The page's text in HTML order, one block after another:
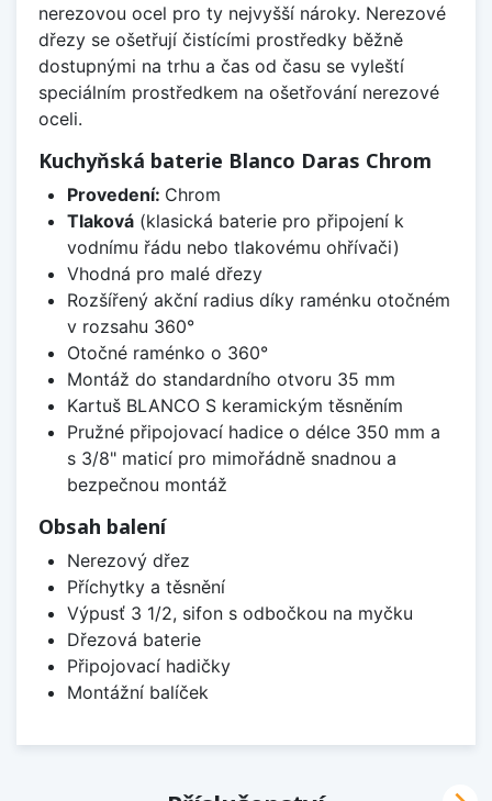
nerezovou ocel pro ty nejvyšší nároky. Nerezové
dřezy se ošetřují čistícími prostředky běžně
dostupnými na trhu a čas od času se vyleští
speciálním prostředkem na ošetřování nerezové
oceli.
Kuchyňská baterie Blanco Daras Chrom
Provedení: Chrom
Tlaková(klasická baterie pro připojení k
vodnímu řádu nebo tlakovému ohřívači)
Vhodná pro malé dřezy
Rozšířený akční radius díky raménku otočném
v rozsahu 360°
Otočné raménko o 360°
Montáž do standardního otvoru 35 mm
Kartuš BLANCO S keramickým těsněním
Pružné připojovací hadice o délce 350 mm a
s 3/8" maticí pro mimořádně snadnou a
bezpečnou montáž
Obsah balení
Nerezový dřez
Příchytky a těsnění
Výpusť 3 1/2, sifon s odbočkou na myčku
Dřezová baterie
Připojovací hadičky
Montážní balíček